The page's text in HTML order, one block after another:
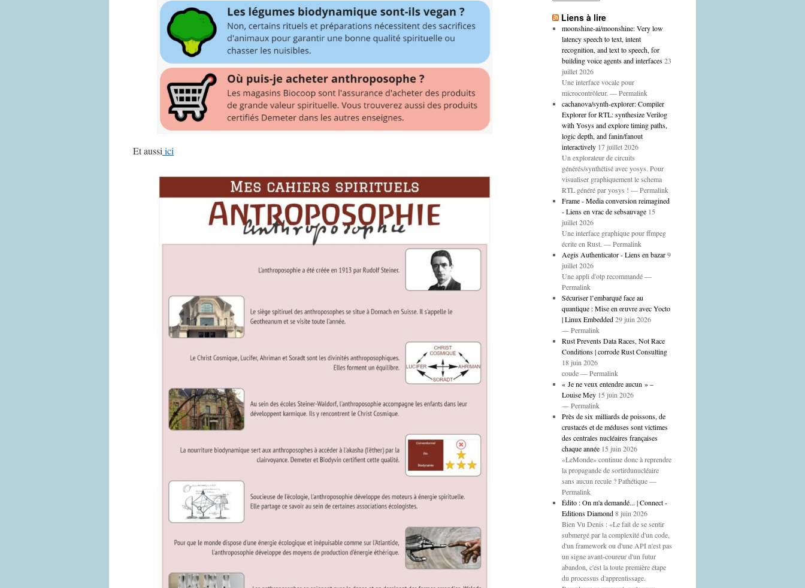
Et aussi ici
Liens à lire
moonshine-ai/moonshine: Very low
latency speech to text, intent
recognition, and text to speech, for
building voice agents and interfaces 23
juillet 2026
Une interface vocale pour
microcontrôleur. — Permalink
cachanova/synth-explorer: Compiler
Explorer for RTL: synthesize Verilog
with Yosys and explore timing paths,
logic depth, and fanin/fanout
interactively 17 juillet 2026
Un explorateur de circuits
générés/synthétisé avec yosys. Pour
visualiser graphiquement le schema
RTL généré par yosys ! — Permalink
Frame - Media conversion reimagined
- Liens en vrac de sebsauvage 15
juillet 2026
Une interface graphique pour ffmpeg
écrite en Rust. — Permalink
Aegis Authenticator - Liens en bazar 9
juillet 2026
Une appli d'otp recommandé —
Permalink
Sécuriser l’embarqué face au
quantique : Mise en œuvre avec Yocto
| Linux Embedded 29 juin 2026
— Permalink
Rust Prevents Data Races, Not Race
Conditions | corrode Rust Consulting
18 juin 2026
coude — Permalink
« Je ne veux entendre aucun » –
Louise Mey 15 juin 2026
— Permalink
Près de six milliards de poissons, de
crustacés et de méduses sont victimes
des centrales nucléaires françaises
chaque année 15 juin 2026
«LeMonde» continue donc à reprendre
la propagande de sortirdunucléaire
sans aucun recule ? Pathétique —
Permalink
Édito : On m'a demandé... | Connect -
Editions Diamond 8 juin 2026
Bien Vu Denis : «Le fait de se sentir
submergé par la complexité d'un code,
d'un framework ou d'une API n'est pas
un signe avant-coureur d'un futur
abandon, c'est la toute première étape
du processus d'apprentissage.